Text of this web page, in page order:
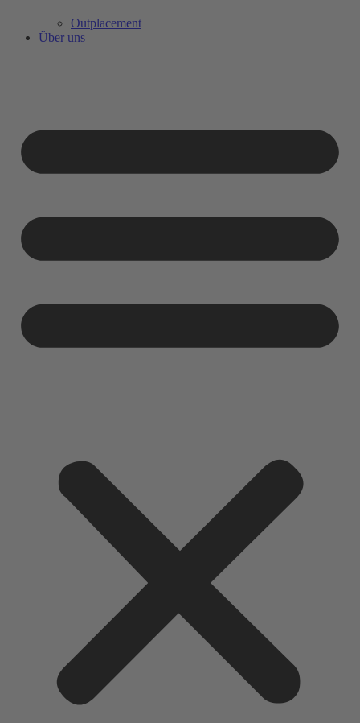
Outplacement
Über uns